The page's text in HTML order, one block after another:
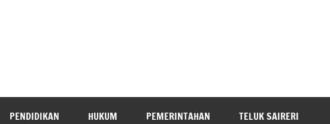
PENDIDIKAN HUKUM PEMERINTAHAN TELUK SAIRERI